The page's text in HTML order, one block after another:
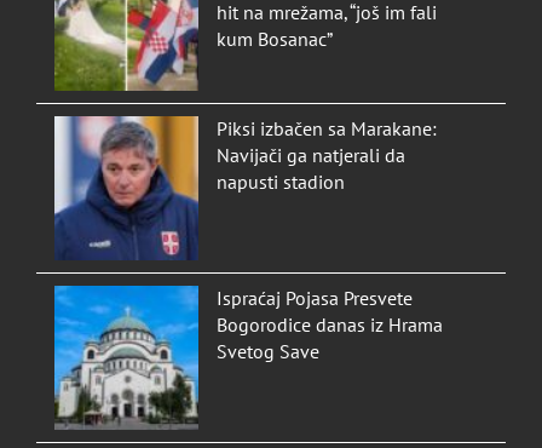
hit na mrežama, “još im fali
kum Bosanac”
Piksi izbačen sa Marakane:
Navijači ga natjerali da
napusti stadion
Ispraćaj Pojasa Presvete
Bogorodice danas iz Hrama
Svetog Save